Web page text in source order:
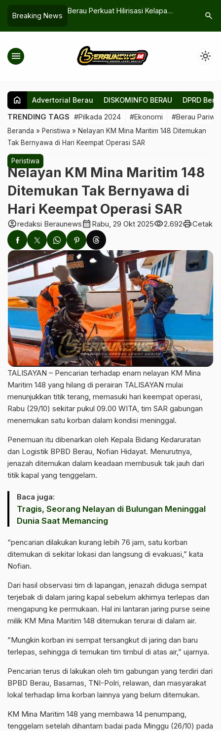
Breaking News
Berau Perkuat Hilirisasi Kelapa
Siapkan Produksi Sabun
Berau
search
menu light_mode
home Advertorial Berau DISKOMINFO BERAU DPRD
TRENDING TAGS #Pilkada 2024 #Ekonomi #Berau
Beranda » Peristiwa » ‎Nelayan KM Mina Maritim 148 Ditemukan
Tak Bernyawa di Hari Keempat Operasi SAR
Peristiwa
‎Nelayan KM Mina Maritim 148
Ditemukan Tak Bernyawa di
Hari Keempat Operasi SAR
account_circleredaksi Beraunewscalendar_month Rabu, 29 Okt 2025visibility2.692printCetak
TALISAYAN – Pencarian terhadap enam nelayan KM Mina
Maritim 148 yang hilang di perairan TALISAYAN mulai
menunjukkan titik terang, memasuki hari keempat operasi,
Rabu (29/10) sekitar pukul 09.00 WITA, tim SAR gabungan
menemukan satu korban dalam kondisi meninggal.
‎Penemuan itu dibenarkan oleh Kepala Bidang Kedaruratan
dan Logistik BPBD Berau, Nofian Hidayat. Menurutnya,
jenazah ditemukan dalam keadaan membusuk tak jauh dari
titik kapal yang tenggelam.
Baca juga:
Tragis, Seorang Nelayan di Bulungan Meninggal
Dunia Saat Memancing
‎“pencarian dilakukan kurang lebih 76 jam, satu korban
ditemukan di sekitar lokasi dan langsung di evakuasi,” kata
Nofian.
‎Dari hasil observasi tim di lapangan, jenazah diduga sempat
terjebak di dalam jaring kapal sebelum akhirnya terlepas dan
mengapung ke permukaan. Hal ini lantaran jaring purse seine
milik KM Mina Maritim 148 ditemukan terurai di dalam air.
‎”Mungkin korban ini sempat tersangkut di jaring dan baru
terlepas, sehingga di temukan tim timbul di atas air,” ujarnya.
‎Pencarian terus di lakukan oleh tim gabungan yang terdiri dari
BPBD Berau, Basarnas, TNI-Polri, relawan, dan masyarakat
lokal terhadap lima korban lainnya yang belum ditemukan.
‎KM Mina Maritim 148 yang membawa 14 penumpang,
tenggelam setelah dihantam badai pada Minggu (26/10) pada